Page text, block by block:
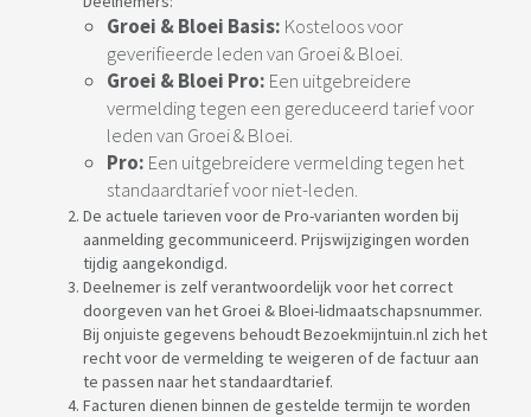
Groei & Bloei Basis: Kosteloos voor
geverifieerde leden van Groei & Bloei.
Groei & Bloei Pro: Een uitgebreidere
vermelding tegen een gereduceerd tarief voor
leden van Groei & Bloei.
Pro: Een uitgebreidere vermelding tegen het
standaardtarief voor niet-leden.
De actuele tarieven voor de Pro-varianten worden bij
aanmelding gecommuniceerd. Prijswijzigingen worden
tijdig aangekondigd.
Deelnemer is zelf verantwoordelijk voor het correct
doorgeven van het Groei & Bloei-lidmaatschapsnummer.
Bij onjuiste gegevens behoudt Bezoekmijntuin.nl zich het
recht voor de vermelding te weigeren of de factuur aan
te passen naar het standaardtarief.
Facturen dienen binnen de gestelde termijn te worden